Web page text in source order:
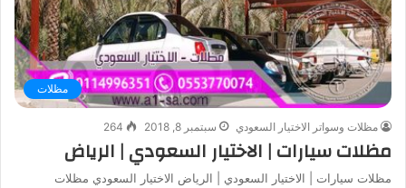
مظلات
مظلات وسواتر الاختيار السعودي سبتمبر 8, 2018 264
مظلات سيارات | الاختيار السعودي | الرياض
مظلات سيارات | الاختيار السعودي | الرياض الاختيار السعودي مظلات